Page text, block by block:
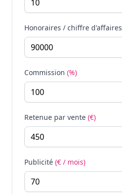
Honoraires / chiffre d'affaires
Commission (%)
Retenue par vente (€)
Publicité (€ / mois)